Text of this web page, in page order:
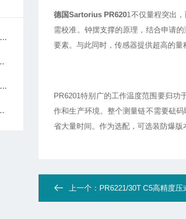
德国Sartorius PR6201不仅量程突出 ，
需校准。钟摆支撑的原理，结合申请
要素。与此同时，传感器提供超高的量
PR6201特别广的工作温度范围要归功
作和生产环境。整个测量链不需要砝
省大量时间。作为选配，可选装防爆版
上一个： PR6221/30T C5高精度压式